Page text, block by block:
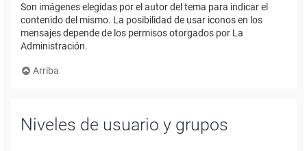
Son imágenes elegidas por el autor del tema para indicar el
contenido del mismo. La posibilidad de usar iconos en los
mensajes depende de los permisos otorgados por La
Administración.
Arriba
Niveles de usuario y grupos